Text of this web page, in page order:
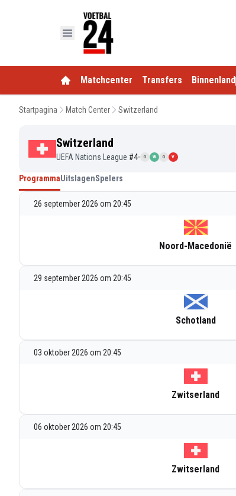
Matchcenter Transfers Binnenland
Startpagina Match Center Switzerland
Switzerland
UEFA Nations League #4 G W G V
ProgrammaUitslagenSpelers
26 september 2026 om 20:45
Noord-Macedonië
29 september 2026 om 20:45
Schotland
03 oktober 2026 om 20:45
Zwitserland
06 oktober 2026 om 20:45
Zwitserland